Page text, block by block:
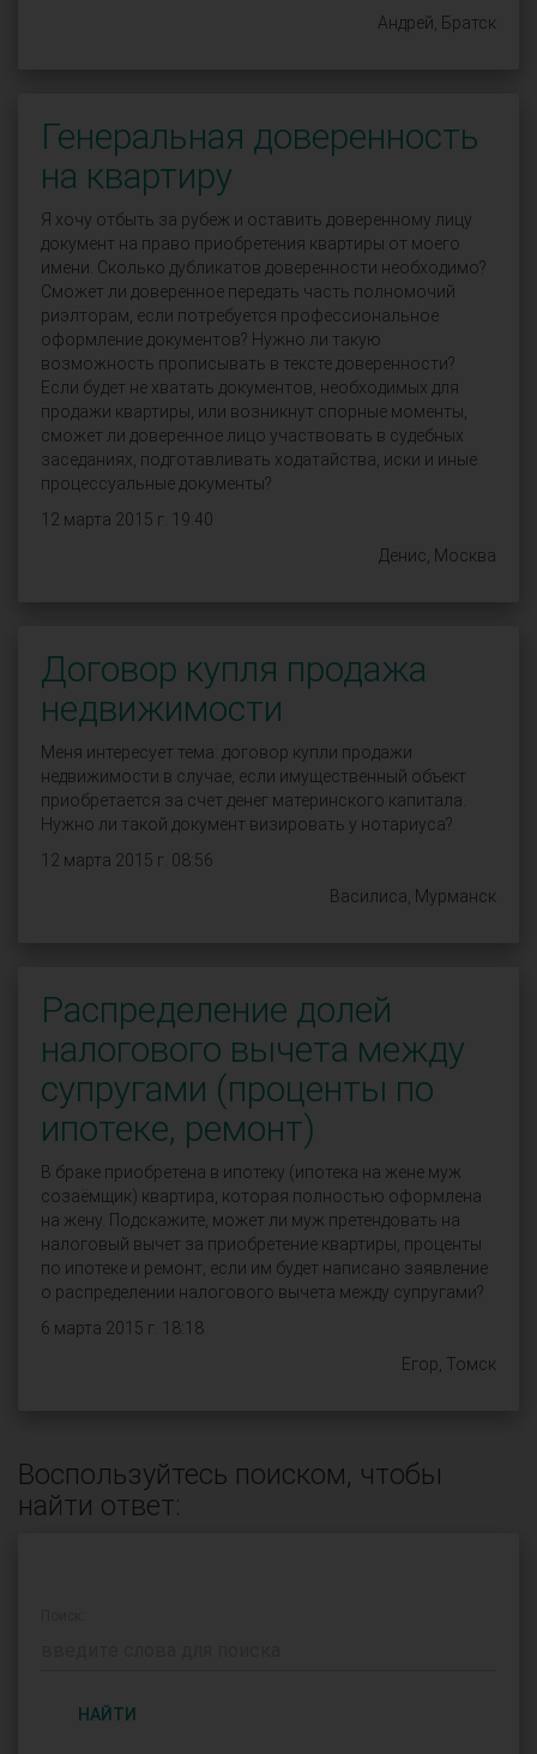
Андрей, Братск
Генеральная доверенность
на квартиру
Я хочу отбыть за рубеж и оставить доверенному лицу
документ на право приобретения квартиры от моего
имени. Сколько дубликатов доверенности необходимо?
Сможет ли доверенное передать часть полномочий
риэлторам, если потребуется профессиональное
оформление документов? Нужно ли такую
возможность прописывать в тексте доверенности?
Если будет не хватать документов, необходимых для
продажи квартиры, или возникнут спорные моменты,
сможет ли доверенное лицо участвовать в судебных
заседаниях, подготавливать ходатайства, иски и иные
процессуальные документы?
12 марта 2015 г. 19:40
Денис, Москва
Договор купля продажа
недвижимости
Меня интересует тема: договор купли продажи
недвижимости в случае, если имущественный объект
приобретается за счет денег материнского капитала.
Нужно ли такой документ визировать у нотариуса?
12 марта 2015 г. 08:56
Василиса, Мурманск
Распределение долей
налогового вычета между
супругами (проценты по
ипотеке, ремонт)
В браке приобретена в ипотеку (ипотека на жене муж
созаёмщик) квартира, которая полностью оформлена
на жену. Подскажите, может ли муж претендовать на
налоговый вычет за приобретение квартиры, проценты
по ипотеке и ремонт, если им будет написано заявление
о распределении налогового вычета между супругами?
6 марта 2015 г. 18:18
Егор, Томск
Воспользуйтесь поиском, чтобы
найти ответ:
НАЙТИ